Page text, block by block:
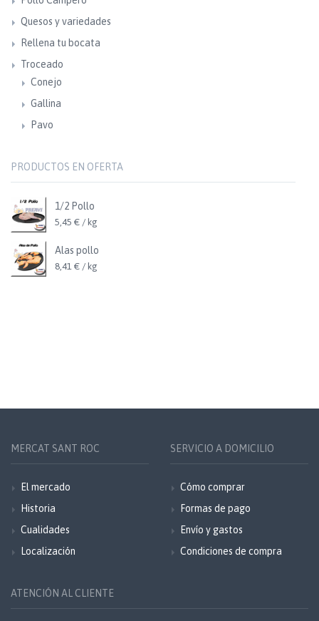
Quesos y variedades
Rellena tu bocata
Troceado
Conejo
Gallina
Pavo
PRODUCTOS EN OFERTA
1/2 Pollo
5,45 € / kg
Alas pollo
8,41 € / kg
MERCAT SANT ROC
El mercado
Historia
Cualidades
Localización
SERVICIO A DOMICILIO
Cómo comprar
Formas de pago
Envío y gastos
Condiciones de compra
ATENCIÓN AL CLIENTE